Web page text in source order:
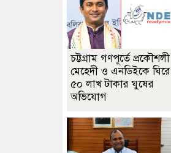
চট্টগ্রাম গণপূর্তে প্রকৌশলী
মেহেদী ও এনডিইকে ঘিরে
৫০ লাখ টাকার ঘুষের
অভিযোগ